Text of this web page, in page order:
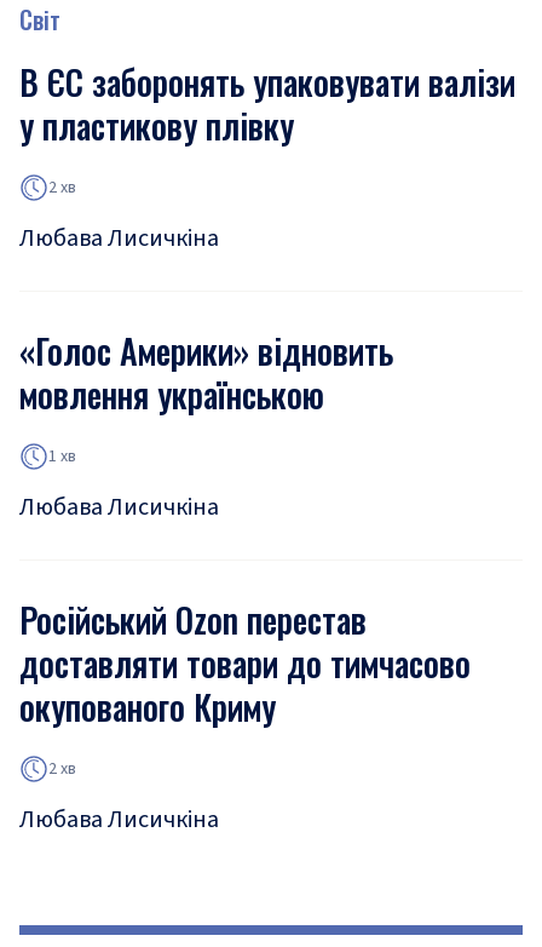
Світ
В ЄС заборонять упаковувати валізи
у пластикову плівку
2 хв
Любава Лисичкіна
«Голос Америки» відновить
мовлення українською
1 хв
Любава Лисичкіна
Російський Ozon перестав
доставляти товари до тимчасово
окупованого Криму
2 хв
Любава Лисичкіна